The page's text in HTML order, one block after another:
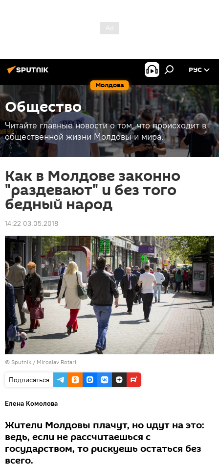
Молдова
РУС
Общество
Читайте главные новости о том, что происходит в
общественной жизни Молдовы и мира.
Как в Молдове законно
"раздевают" и без того
бедный народ
14:22 03.05.2018
© Sputnik / Miroslav Rotari
Подписаться
Елена Комолова
Жители Молдовы плачут, но идут на это:
ведь, если не рассчитаешься с
государством, то рискуешь остаться без
всего.